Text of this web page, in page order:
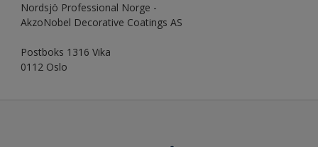
Nordsjö Professional Norge -
AkzoNobel Decorative Coatings AS
Postboks 1316 Vika
0112 Oslo